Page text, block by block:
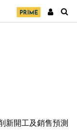
新開工及銷售預測